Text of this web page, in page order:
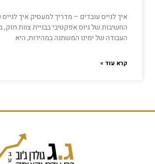
איך לגייס עובדים – מדריך למעסיק איך
החשיבות של גיוס אפקטיבי בבניית צוות
העבודה של ימינו המשתנה במהירות, היא
קרא עוד »